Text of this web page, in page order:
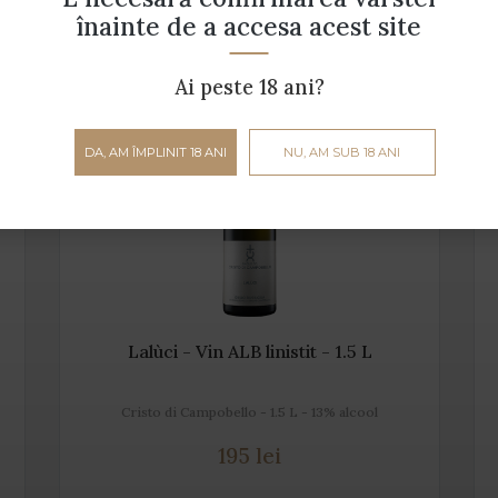
Lalùci - Vin ALB linistit - 1.5 L
Cristo di Campobello - 1.5 L - 13% alcool
195 lei
înainte de a accesa acest site
Ai peste 18 ani?
DA, AM ÎMPLINIT 18 ANI NU, AM SUB 18 ANI